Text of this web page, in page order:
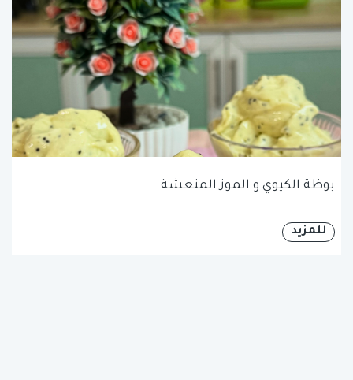
بوظة الكيوي و الموز المنعشة
للمزيد